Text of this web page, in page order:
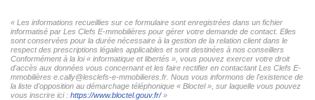
« Les informations recueillies sur ce formulaire sont enregistrées dans un fichier
informatisé par Les Clefs E-mmobilières pour gérer votre demande de contact. Elles
sont conservées pour la durée nécessaire à la gestion de la relation client dans le
respect des prescriptions légales applicables et sont destinées à nos conseillers
Conformément à la loi « informatique et libertés », vous pouvez exercer votre droit
d'accès aux données vous concernant et les faire rectifier en contactant Les Clefs E-
mmobilières e.cally@lesclefs-e-mmobilieres.fr. Nous vous informons de l'existence de
la liste d'opposition au démarchage téléphonique « Bloctel », sur laquelle vous pouvez
vous inscrire ici : https://www.bloctel.gouv.fr/»